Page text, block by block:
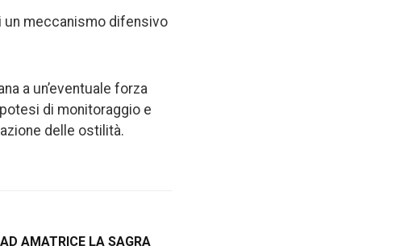
un meccanismo difensivo
a un’eventuale forza
di monitoraggio e
delle ostilità.
AMATRICE LA SAGRA